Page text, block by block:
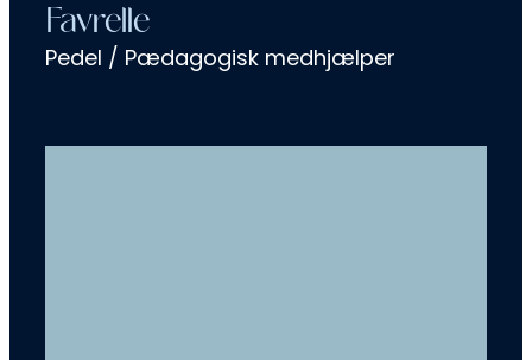
Favrelle
Pedel / Pædagogisk medhjælper